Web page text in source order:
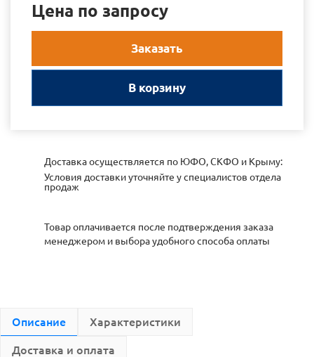
Цена по запросу
Заказать
В корзину
Доставка осуществляется по ЮФО, СКФО и Крыму:
Условия доставки уточняйте у специалистов отдела
продаж
Товар оплачивается после подтверждения заказа
менеджером и выбора удобного способа оплаты
Описание Характеристики
Доставка и оплата